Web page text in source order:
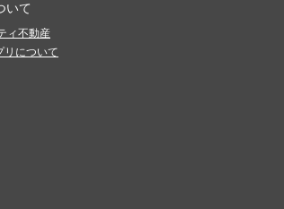
いて
ィ不動産
リについて